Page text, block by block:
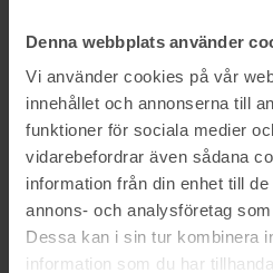
Denna webbplats använder
Vi använder cookies på vår
innehållet och annonserna till
funktioner för sociala medier
vidarebefordrar även sådana
information från din enhet till
annons- och analysföretag
Dessa kan i sin tur kombinera
information som du har
kommer att vara närmare min
Mvh
Sök efter en fråga
Boka tid med jurist
Boka tid med jurist
På kontor, telefon eller onlinemöte